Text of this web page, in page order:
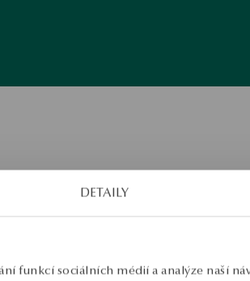
DETAILY
funkcí sociálních médií a analýze naší
a perlami